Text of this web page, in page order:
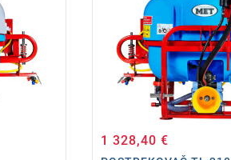
1 328,40 €Cena